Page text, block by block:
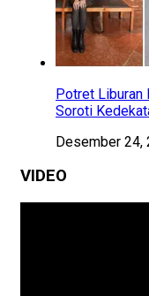
Potret Liburan
Soroti
Desember 24,
VIDEO